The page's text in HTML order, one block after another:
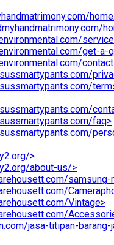
get-a-
faq>
>
about-us/>
Vintage>
jasa-titipan-barang-